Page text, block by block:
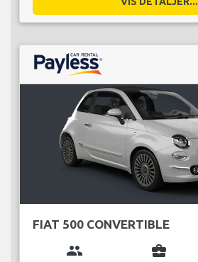
FIAT 500 CONVERTIBLE
group business_center